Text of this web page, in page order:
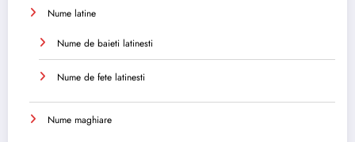
Nume latine
Nume de baieti latinesti
Nume de fete latinesti
Nume maghiare